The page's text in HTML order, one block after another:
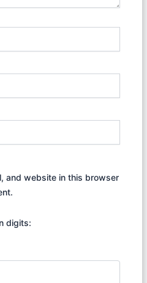
and website in this browser
digits: